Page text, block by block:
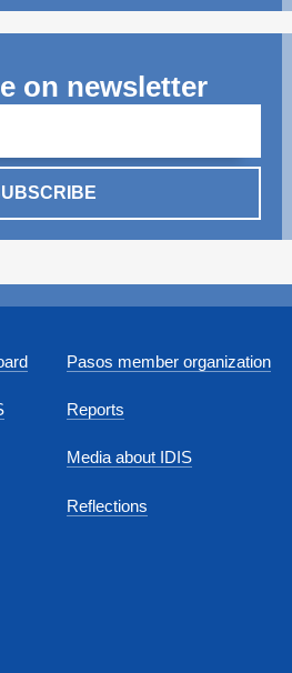
on newsletter
Pasos member organization
Reports
Media about IDIS
Reflections